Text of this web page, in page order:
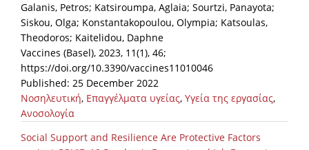
Galanis, Petros; Katsiroumpa, Aglaia; Sourtzi, Panayota;
Siskou, Olga; Konstantakopoulou, Olympia; Katsoulas,
Theodoros; Kaitelidou, Daphne
Vaccines (Basel), 2023, 11(1), 46;
https://doi.org/10.3390/vaccines11010046
Published: 25 December 2022
Νοσηλευτική, Επαγγέλματα υγείας, Υγεία της εργασίας,
Ανοσολογία
Social Support and Resilience Are Protective Factors